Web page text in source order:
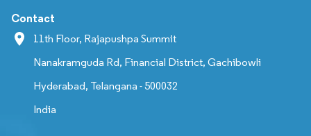
Contact
11th Floor, Rajapushpa Summit
Nanakramguda Rd, Financial District, Gachibowli
Hyderabad, Telangana - 500032
India